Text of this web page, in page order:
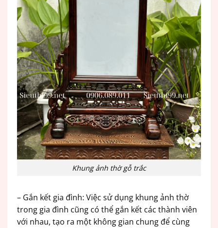
Khung ảnh thờ gỗ trắc
– Gắn kết gia đình: Việc sử dụng khung ảnh thờ
trong gia đình cũng có thể gắn kết các thành viên
với nhau, tạo ra một không gian chung để cùng